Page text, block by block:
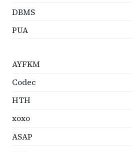
DBMS
PUA
AYFKM
Codec
HTH
xoxo
ASAP